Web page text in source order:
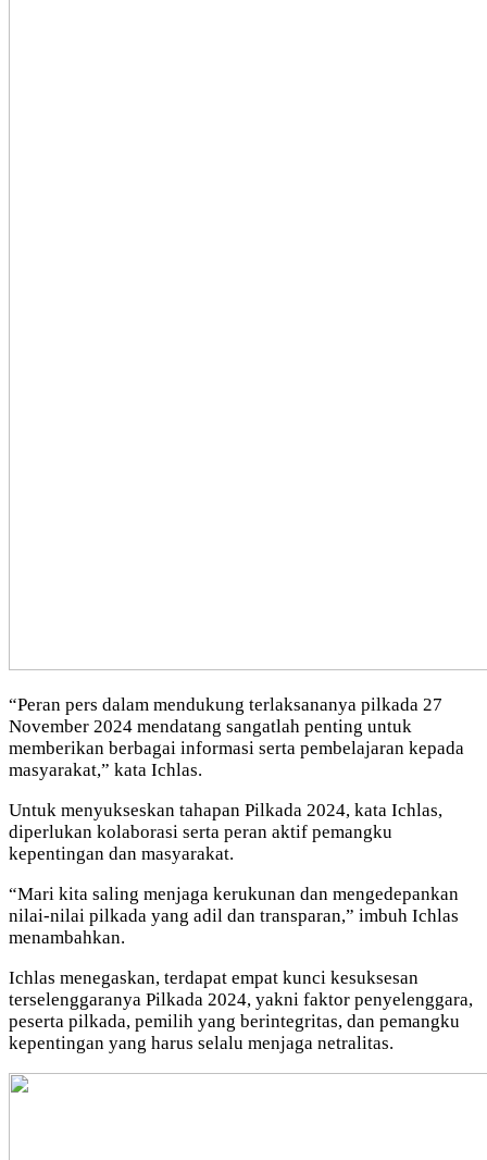
“Peran pers dalam mendukung terlaksananya pilkada 27
November 2024 mendatang sangatlah penting untuk
memberikan berbagai informasi serta pembelajaran kepada
masyarakat,” kata Ichlas.
Untuk menyukseskan tahapan Pilkada 2024, kata Ichlas,
diperlukan kolaborasi serta peran aktif pemangku
kepentingan dan masyarakat.
“Mari kita saling menjaga kerukunan dan mengedepankan
nilai-nilai pilkada yang adil dan transparan,” imbuh Ichlas
menambahkan.
Ichlas menegaskan, terdapat empat kunci kesuksesan
terselenggaranya Pilkada 2024, yakni faktor penyelenggara,
peserta pilkada, pemilih yang berintegritas, dan pemangku
kepentingan yang harus selalu menjaga netralitas.